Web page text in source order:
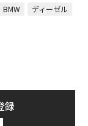
BMW ディーゼル
録